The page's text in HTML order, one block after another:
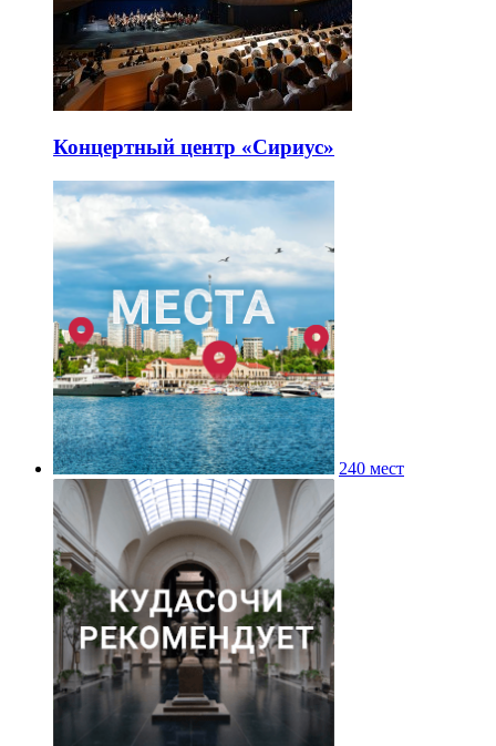
Концертный центр «Сириус»
240 мест